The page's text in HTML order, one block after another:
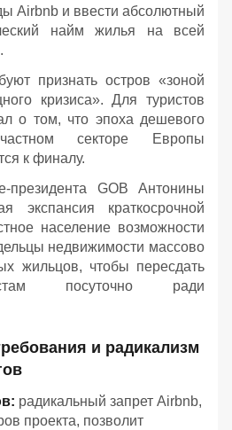
Airbnb и ввести абсолютный
найм жилья на всей
признать остров «зоной
кризиса». Для туристов
о том, что эпоха дешевого
секторе Европы
к финалу.
президента GOB Антонины
экспансия краткосрочной
население возможности
недвижимости массово
жильцов, чтобы пересдать
посуточно ради
и радикализм
радикальный запрет Airbnb,
проекта, позволит